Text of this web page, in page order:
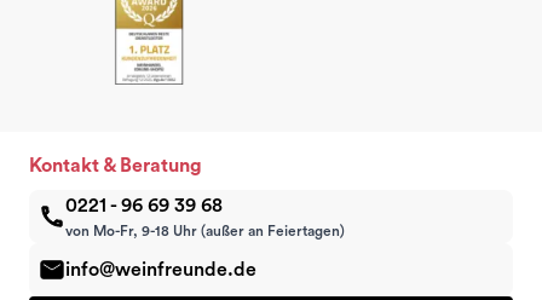
Kontakt & Beratung
0221 - 96 69 39 68
von Mo-Fr, 9-18 Uhr (außer an Feiertagen)
info@weinfreunde.de